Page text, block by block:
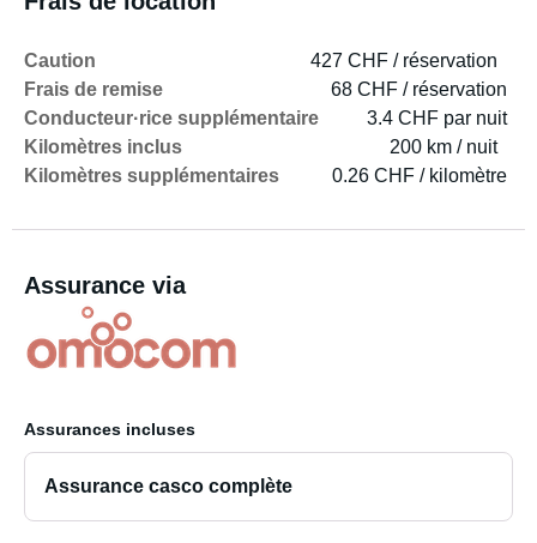
Caution
427 CHF / réservation
Frais de remise
68 CHF / réservation
Conducteur·rice supplémentaire
3.4 CHF par nuit
Kilomètres inclus
200 km / nuit
Kilomètres supplémentaires
0.26 CHF / kilomètre
Assurance via
Assurances incluses
Assurance casco complète